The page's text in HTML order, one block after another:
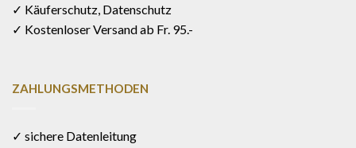
✓ Käuferschutz, Datenschutz
✓ Kostenloser Versand ab Fr. 95.-
ZAHLUNGSMETHODEN
✓ sichere Datenleitung